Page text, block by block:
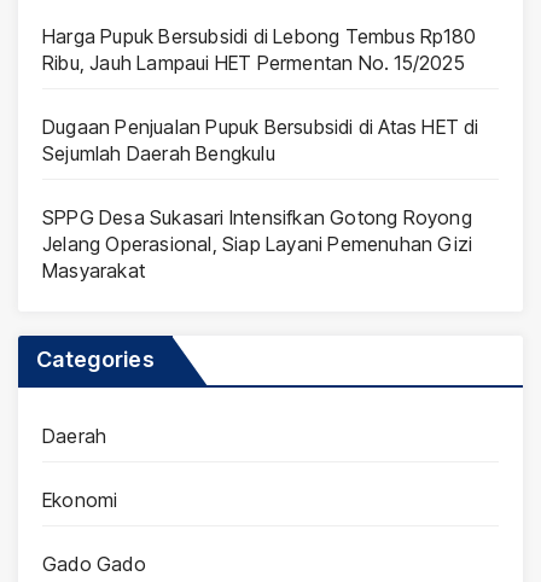
Harga Pupuk Bersubsidi di Lebong Tembus Rp180
Ribu, Jauh Lampaui HET Permentan No. 15/2025
Dugaan Penjualan Pupuk Bersubsidi di Atas HET di
Sejumlah Daerah Bengkulu
SPPG Desa Sukasari Intensifkan Gotong Royong
Jelang Operasional, Siap Layani Pemenuhan Gizi
Masyarakat
Categories
Daerah
Ekonomi
Gado Gado